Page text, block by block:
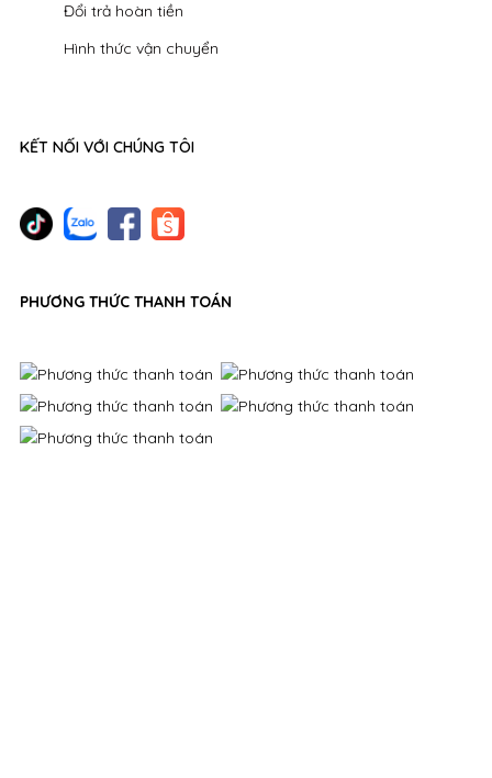
Đổi trả hoàn tiền
Hình thức vận chuyển
KẾT NỐI VỚI CHÚNG TÔI
PHƯƠNG THỨC THANH TOÁN